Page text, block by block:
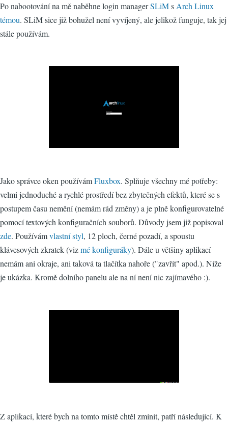
Po nabootování na mě naběhne login managerSLiMs Arch Linux
témou. SLiM sice již bohužel není vyvíjený, ale jelikož funguje, tak jej
stále používám.
Jako správce oken používámFluxbox. Splňuje všechny mé potřeby:
velmi jednoduché a rychlé prostředí bez zbytečných efektů, které se s
postupem času nemění (nemám rád změny) a je plně konfigurovatelné
pomocí textových konfiguračních souborů. Důvody jsem již popisoval
zde. Používámvlastní styl, 12 ploch, černé pozadí, a spoustu
klávesových zkratek (vizmé konfiguráky). Dále u většiny aplikací
nemám ani okraje, ani taková ta tlačítka nahoře ("zavřít" apod.). Níže
je ukázka. Kromě dolního panelu ale na ní není nic zajímavého :).
Z aplikací, které bych na tomto místě chtěl zmínit, patří následující. K